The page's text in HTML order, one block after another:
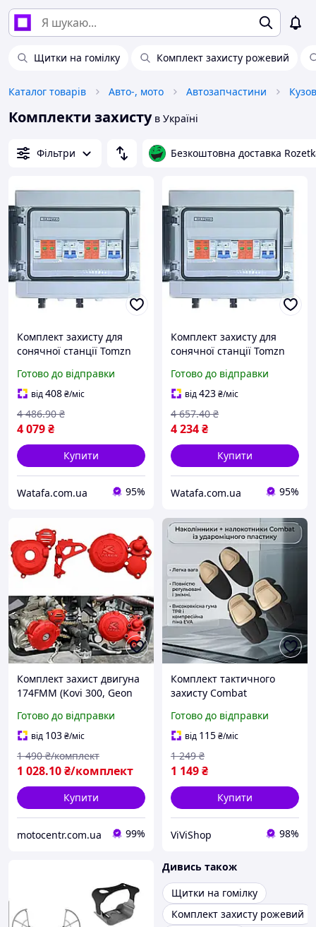
Щитки на гомілку Комплект захисту рожевий
Каталог товарів Авто-, мото Автозапчастини
Комплекти захистув Україні
Фільтри Безкоштовна доставка
Комплект захисту для
сонячної станції Tomzn
MPPT контролера (ручна
збірка)
Готово до відправки
від408₴/міс
4 079₴
4 486.90 ₴
Купити
Watafa.com.ua 95%
Комплект захисту для
сонячної станції Tomzn
MPPT контролера (ручна
збірка)
Готово до відправки
від423₴/міс
4 234₴
4 657.40 ₴
Купити
Watafa.com.ua 95%
Комплект захист двигуна
174FMM (Kovi 300, Geon
Pro Factory 300) кришки
картера, помпи, зірки
Готово до відправки
від 103₴/міс
1 028.10₴/комплект
1 490 ₴/комплект
Купити
motocentr.com.ua 99%
Комплект тактичного
захисту Combat
налокітники коричневі
пластикові для безпеки в
польових умовах
Готово до відправки
від 115₴/міс
1 149₴
1 249 ₴
Купити
ViViShop 98%
Дивись також
Щитки на гомілку
Комплект захисту рожевий